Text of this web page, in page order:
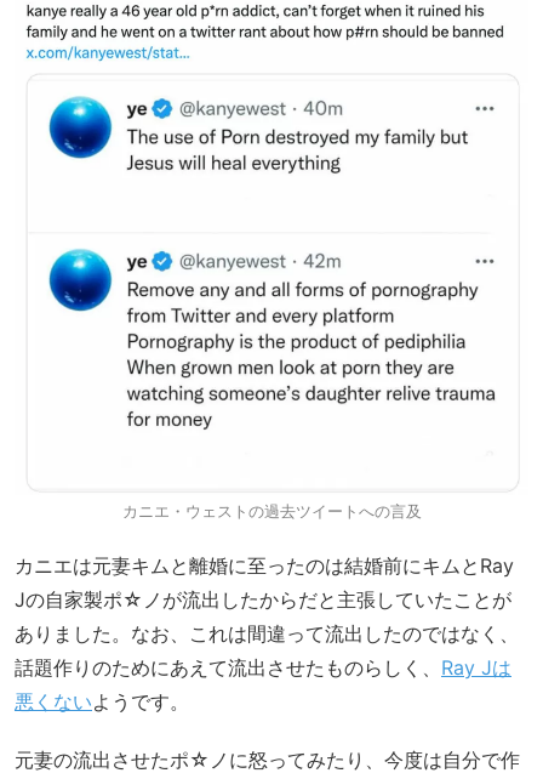
カニエ・ウェストの過去ツイートへの言及
カニエは元妻キムと離婚に至ったのは結婚前にキムとRay
Jの自家製ポ☆ノが流出したからだと主張していたことが
ありました。なお、これは間違って流出したのではなく、
話題作りのためにあえて流出させたものらしく、 Ray Jは
悪くないようです。
元妻の流出させたポ☆ノに怒ってみたり、今度は自分で作